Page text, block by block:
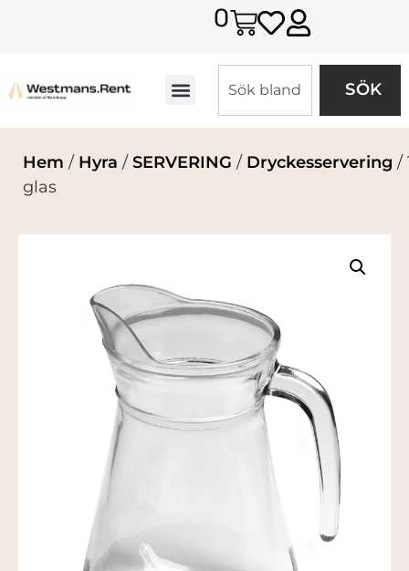
0
SÖK
Hem / Hyra / SERVERING / Dryckesservering /
glas